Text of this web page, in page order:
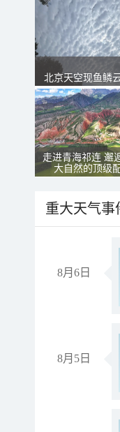
北京天空现鱼鳞
走进青海祁连 邂
大自然的顶级
重大天气事
8月6日
8月5日